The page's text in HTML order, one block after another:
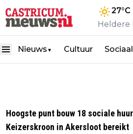
27°C
Heldere
Nieuws ▼ Cultuur
Hoogste punt bouw 18 sociale
Keizerskroon in Akersloot bereikt